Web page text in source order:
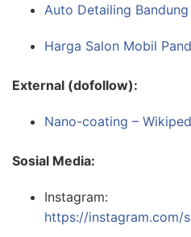
Auto Detailing Bandung
Harga Salon Mobil
External (dofollow):
Nano-coating –
Sosial Media:
Instagram:
https://instagram.com/